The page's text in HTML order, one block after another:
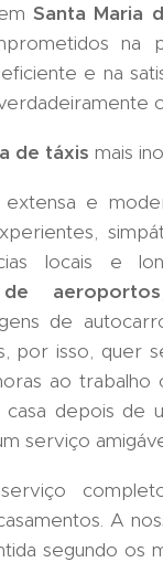
Santa Maria
na
e na
de táxis mais
e
locais e
de aeroportos
de
por isso, quer
ao trabalho
depois de
serviço
A
segundo os